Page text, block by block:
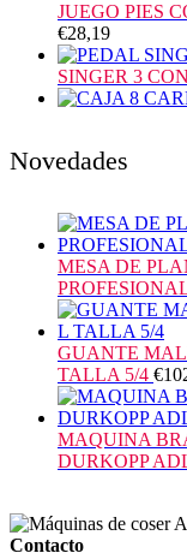
JUEGO PIES
€28,19
SINGER 3
Novedades
MESA DE
GUANTE
TALLA 5/4 €
MAQUINA
DURKOPP
Contacto